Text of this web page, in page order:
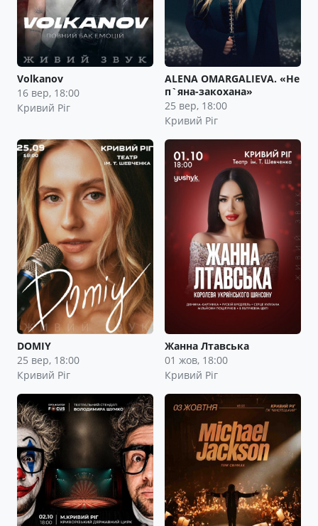
Volkanov
16 вер, 18:00
Кривий Ріг
ALENA OMARGALIEVA. «Не
п`яна-закохана»
25 вер, 18:00
Кривий Ріг
DOMIY
25 вер, 18:00
Кривий Ріг
Жанна Лтавська
01 жов, 18:00
Кривий Ріг